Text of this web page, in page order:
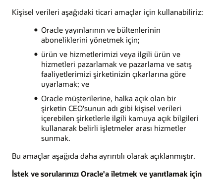
Kişisel verileri aşağıdaki ticari amaçlar için kullanabiliriz:
Oracle yayınlarının ve bültenlerinin
aboneliklerini yönetmek için;
ürün ve hizmetlerimizi veya ilgili ürün ve
hizmetleri pazarlamak ve pazarlama ve satış
faaliyetlerimizi şirketinizin çıkarlarına göre
uyarlamak; ve
Oracle müşterilerine, halka açık olan bir
şirketin CEO'sunun adı gibi kişisel verileri
içerebilen şirketlerle ilgili kamuya açık bilgileri
kullanarak belirli işletmeler arası hizmetler
sunmak.
Bu amaçlar aşağıda daha ayrıntılı olarak açıklanmıştır.
İstek ve sorularınızı Oracle'a iletmek ve yanıtlamak için